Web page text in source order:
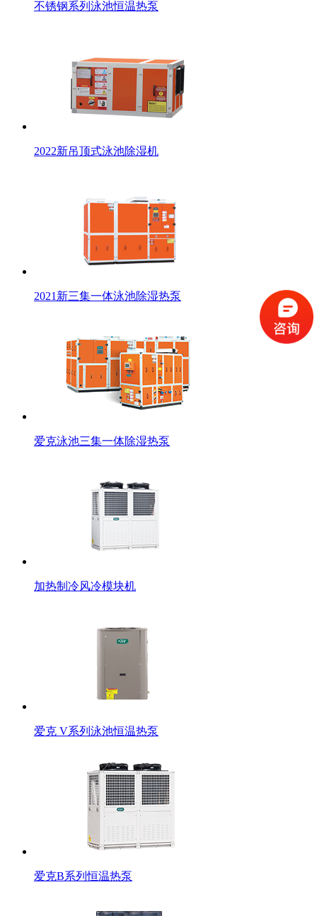
不锈钢系列泳池恒温热泵
2022新吊顶式泳池除湿机
2021新三集一体泳池除湿热泵
爱克泳池三集一体除湿热泵
加热制冷风冷模块机
爱克 V系列泳池恒温热泵
爱克B系列恒温热泵